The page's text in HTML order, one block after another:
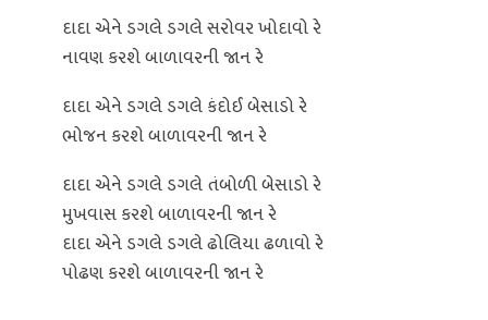
દાદા એને ડગલે ડગલે સરોવર ખોદાવો રે
નાવણ કરશે બાળાવરની જાન રે
દાદા એને ડગલે ડગલે કંદોઈ બેસાડો રે
ભોજન કરશે બાળાવરની જાન રે
દાદા એને ડગલે ડગલે તંબોળી બેસાડો રે
મુખવાસ કરશે બાળાવરની જાન રે
દાદા એને ડગલે ડગલે ઢોલિયા ઢળાવો રે
પોઢણ કરશે બાળાવરની જાન રે